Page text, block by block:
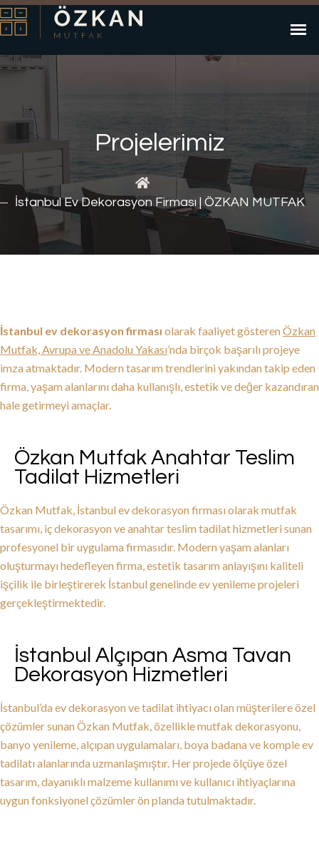
Projelerimiz
İstanbul Ev Dekorasyon Firması | ÖZKAN MUTFAK
İstanbul ev dekorasyon firması olarak faaliyet gösteren Özkan
Mutfak, Avrupa ve Anadolu Yakası’nda birçok başarılı projeye
imza atmaktadır. Modern tasarım trendlerini yakından takip eden
firma, yaşam alanlarını daha kullanışlı, estetik ve değer kazandıran
hale getirmeyi amaçlar.
Özkan Mutfak Anahtar Teslim
Tadilat Hizmetleri
Özkan Mutfak, İstanbul ev dekorasyon firması olarak mutfak
tasarımı, iç dekorasyon ve anahtar teslim tadilat hizmetleri sunan
profesyonel bir uygulama firmasıdır. Modern yaşam alanları
oluşturmayı hedefleyen firma, estetik tasarım anlayışını kaliteli
işçilik ile birleştirerek İstanbul genelinde ev yenileme projeleri
gerçekleştirmektedir.
İstanbul Alçıpan Asma Tavan
Dekorasyon Hizmetleri
İstanbul’da ev dekorasyon ve tadilat ihtiyacı olan müşterilere özel
çözümler sunan Özkan Mutfak, özellikle mutfak dekorasyonu,
banyo yenileme, alçıpan uygulamaları, boya badana ve komple ev
tadilatı alanlarında uzmanlaşmıştır. Her projede ölçüye özel
tasarım, dayanıklı malzeme kullanımı ve kullanıcı ihtiyaçlarına
uygun fonksiyonel çözümler ön planda tutulmaktadır.